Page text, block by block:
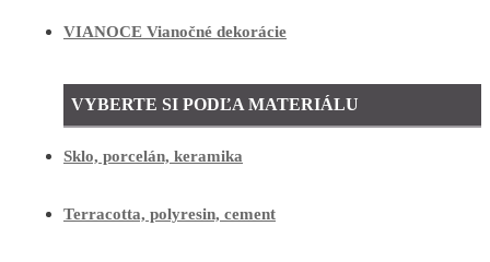
VIANOCE Vianočné dekorácie
VYBERTE SI PODĽA MATERIÁLU
Sklo, porcelán, keramika
Terracotta, polyresin, cement